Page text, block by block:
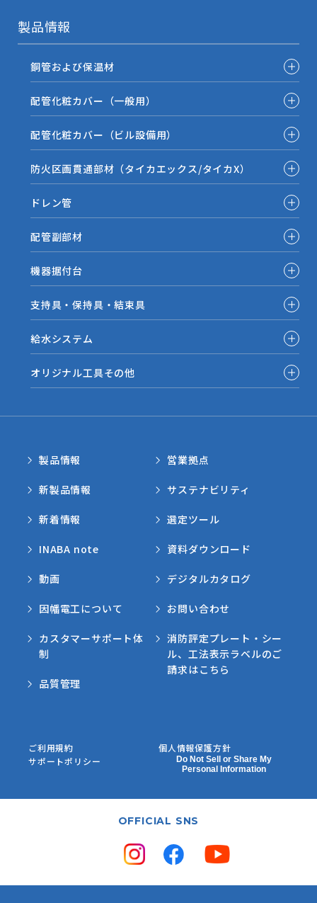
製品情報
銅管および保温材
配管化粧カバー（一般用）
配管化粧カバー（ビル設備用）
防火区画貫通部材（タイカエックス/タイカX）
ドレン管
配管副部材
機器据付台
支持具・保持具・結束具
給水システム
オリジナル工具その他
製品情報
新製品情報
新着情報
INABA note
動画
因幡電工について
カスタマーサポート体
制
品質管理
営業拠点
サステナビリティ
選定ツール
資料ダウンロード
デジタルカタログ
お問い合わせ
消防評定プレート・シー
ル、工法表示ラベルのご
請求はこちら
ご利用規約
個人情報保護方針
サポートポリシー
Do Not Sell or Share My
Personal Information
OFFICIAL SNS